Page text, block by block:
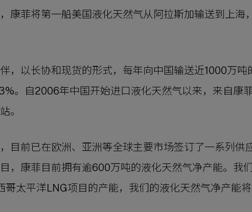
康菲将第一船美国液化天然气从阿拉斯加输送到上海
，以长协和现货的形式，每年向中国输送近1000万吨
。自2006年中国开始进口液化天然气以来，来自康
。
目前已在欧洲、亚洲等全球主要市场签订了一系列供
，康菲目前拥有逾600万吨的液化天然气净产能。我们
太平洋LNG项目的产能，我们的液化天然气净产能